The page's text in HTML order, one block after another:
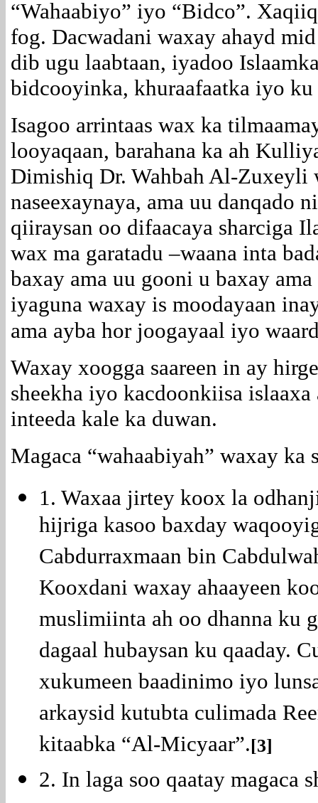
“Wahaabiyo” iyo “Bidco”.
fog. Dacwadani waxay ahayd
dib ugu laabtaan, iyadoo
bidcooyinka, khuraafaatka iyo
Isagoo arrintaas wax ka
looyaqaan, barahana ka ah
Dimishiq Dr. Wahbah Al-
naseexaynaya, ama uu danqado
qiiraysan oo difaacaya sharciga
wax ma garatadu –waana inta
baxay ama uu gooni u baxay
iyaguna waxay is moodayaan
ama ayba hor joogayaal iyo
Waxay xoogga saareen in ay
sheekha iyo kacdoonkiisa
inteeda kale ka duwan.
Magaca “wahaabiyah” waxay
1. Waxaa jirtey koox la
hijriga kasoo baxday
Cabdurraxmaan bin
Kooxdani waxay ahaayeen
muslimiinta ah oo dhanna ku
dagaal hubaysan ku qaaday.
xukumeen baadinimo iyo
arkaysid kutubta culimada
kitaabka “Al-Micyaar”.[3]
2. In laga soo qaatay magaca